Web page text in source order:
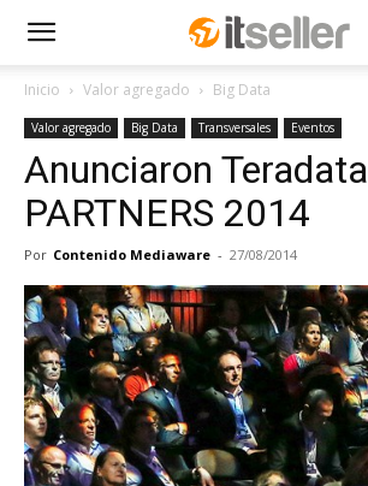
Inicio Valor agregado Big Data
Valor agregado Big Data Transversales Eventos
Anunciaron Teradata
PARTNERS 2014
Por Contenido Mediaware - 27/08/2014